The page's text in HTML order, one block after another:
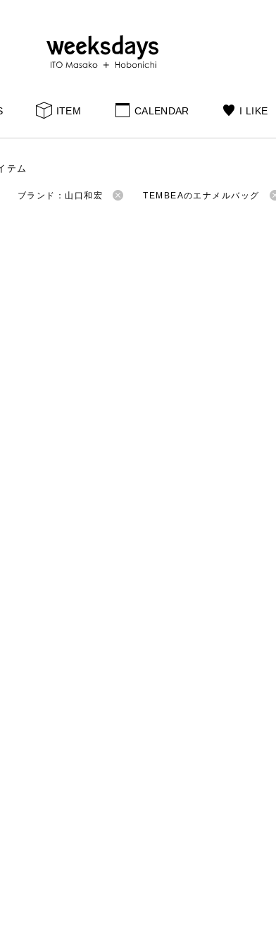
ITEM CALENDAR I LIKE
テム
ブランド：山口和宏 TEMBEAのエナメルバッグ